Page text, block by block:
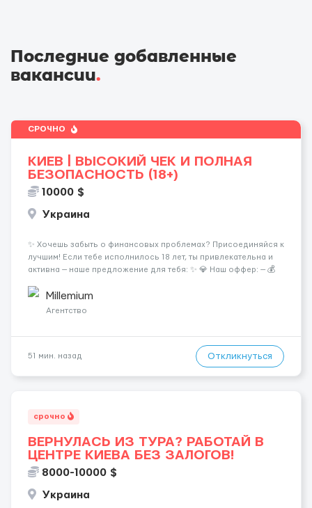
Последние добавленные
вакансии.
СРОЧНО
КИЕВ | ВЫСОКИЙ ЧЕК И ПОЛНАЯ
БЕЗОПАСНОСТЬ (18+)
10000 $
Украина
✨ Хочешь забыть о финансовых проблемах? Присоединяйся к
лучшим! Если тебе исполнилось 18 лет, ты привлекательна и
активна — наше предложение для тебя: ✨ 💎 Наш оффер: — 💰
Наличные на руки в конце каждой смены — 🏠 Шика...
Millemium
Агентство
51 мин. назад Откликнуться
срочно
ВЕРНУЛАСЬ ИЗ ТУРА? РАБОТАЙ В
ЦЕНТРЕ КИЕВА БЕЗ ЗАЛОГОВ!
8000-10000 $
Украина